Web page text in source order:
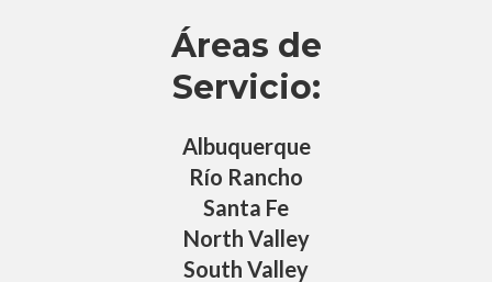
Áreas de
Servicio:
Albuquerque
Río Rancho
Santa Fe
North Valley
South Valley